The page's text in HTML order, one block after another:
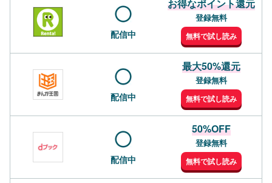
配信中
お得なポイント還元
登録無料
無料で試し読み
配信中
最大50%還元
登録無料
無料で試し読み
配信中
50%OFF
登録無料
無料で試し読み